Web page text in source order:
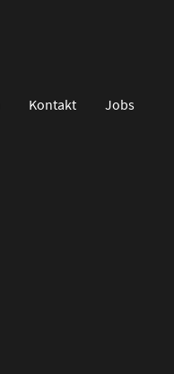
Kontakt Jobs